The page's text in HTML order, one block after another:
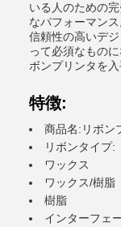
いる人のための
なパフォーマン
信頼性の高いデ
って必須なもの
ボンプリンタを
特徴:
商品名:リボン
リボンタイプ:
ワックス
ワックス/樹脂
樹脂
インターフェ